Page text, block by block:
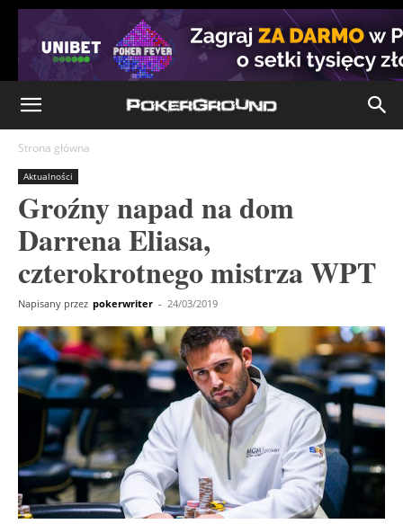
Strona główna
Aktualności
Groźny napad na dom
Darrena Eliasa,
czterokrotnego mistrza WPT
Napisany przez pokerwriter - 24/03/2019